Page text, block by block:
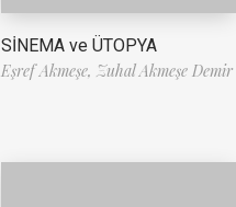
SİNEMA ve ÜTOPYA
Eşref Akmeşe, Zuhal Akmeşe Demir